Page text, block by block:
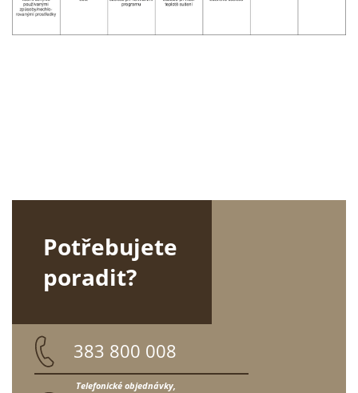
Potřebujete
poradit?
383 800 008
Telefonické objednávky,